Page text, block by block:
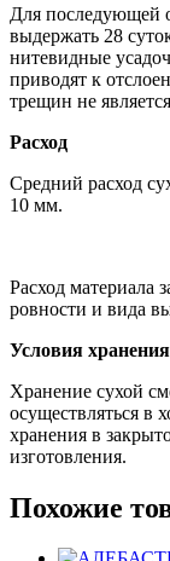
Для последующей
выдержать 28
нитевидные
приводят к
трещин не
Расход
Средний расход
10 мм.
Расход материала
ровности и вида
Условия хранения
Хранение сухой
осуществляться
хранения в
изготовления.
Похожие